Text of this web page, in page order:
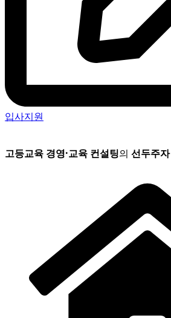
입사지원
고등교육 경영·교육 컨설팅의 선두주자